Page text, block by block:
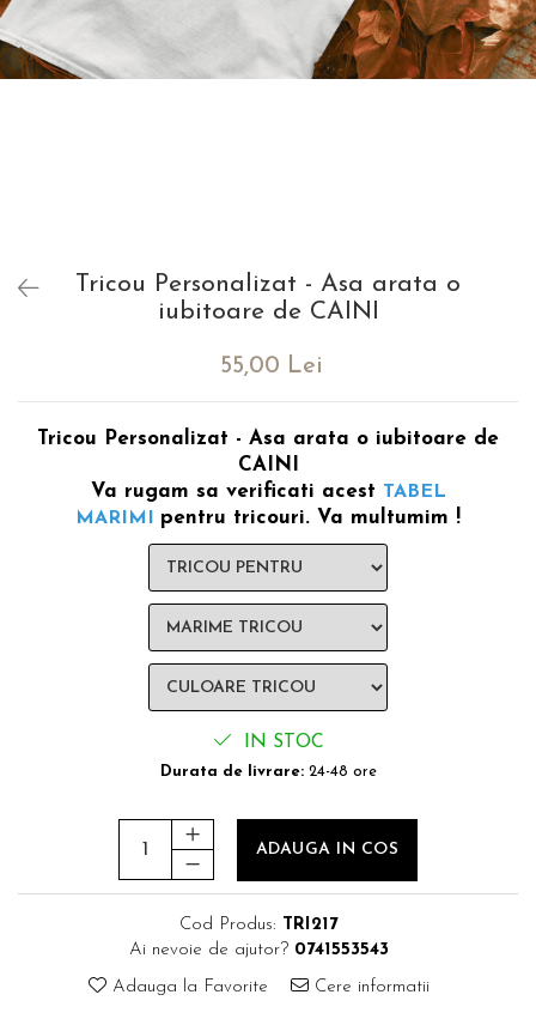
Rame foto personalizate
evenimente
Tavita de mot
Tricou Personalizat - Asa arata o
iubitoare de CAINI
55,00 Lei
Tricou Personalizat - Asa arata o iubitoare de
CAINI
Va rugam sa verificati acest TABEL
MARIMI pentru tricouri. Va multumim !
IN STOC
Durata de livrare:24-48 ore
ADAUGA IN COS
Cod Produs: TRI217
Ai nevoie de ajutor? 0741553543
Adauga la Favorite Cere informatii